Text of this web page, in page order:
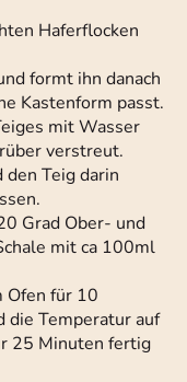
Haferflocken
formt ihn danach
Kastenform passt.
mit Wasser
verstreut.
Teig darin
Grad Ober- und
mit ca 100ml
Ofen für 10
die Temperatur auf
25 Minuten fertig